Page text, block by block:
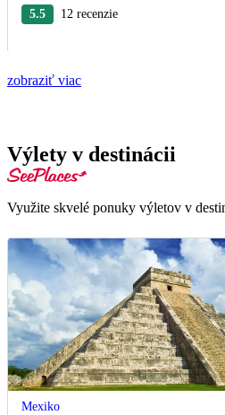
5.5
12 recenzie
zobraziť viac
Výlety v destinácii
Využite skvelé ponuky výletov v
Mexiko